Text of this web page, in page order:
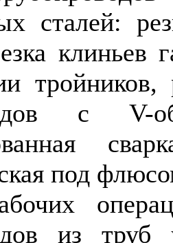
сталей:
клиньев
с V-
под
из труб